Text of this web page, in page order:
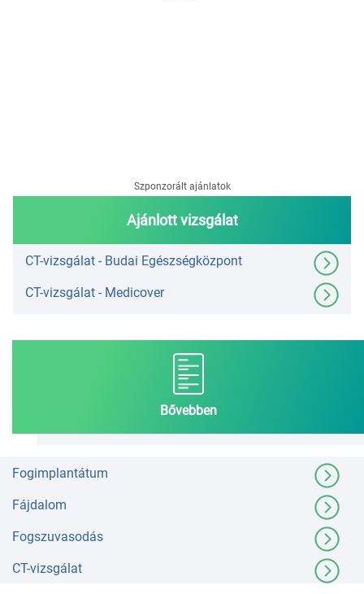
Ajánlott vizsgálat
Szponzorált ajánlatok
CT-vizsgálat - Budai Egészségközpont
CT-vizsgálat - Medicover
Bővebben
Fogimplantátum
Fájdalom
Fogszuvasodás
CT-vizsgálat